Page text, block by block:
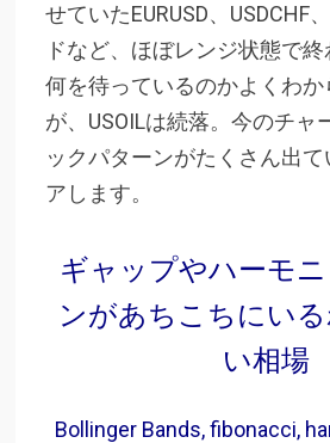
せていたEURUSD、USDCHF
ドなど、ほぼレンジ状態で終
何を待っているのかよくわ
が、USOILは続落。今のチャ
ックパターンがたくさん出
アします。
ギャップやハーモ
ンがあちこちにい
い相場
Bollinger Bands, fibonacci,